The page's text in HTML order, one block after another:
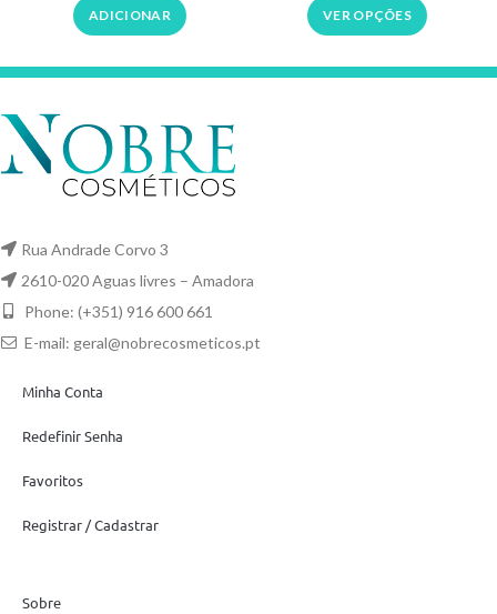
ADICIONAR VER OPÇÕES
Rua Andrade Corvo 3
2610-020 Aguas livres – Amadora
Phone: (+351) 916 600 661
E-mail: geral@nobrecosmeticos.pt
Minha Conta
Redefinir Senha
Favoritos
Registrar / Cadastrar
Sobre